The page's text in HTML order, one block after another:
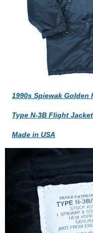
1990s Spiewak Golden
Type N-3B Flight Jacket
Made in USA